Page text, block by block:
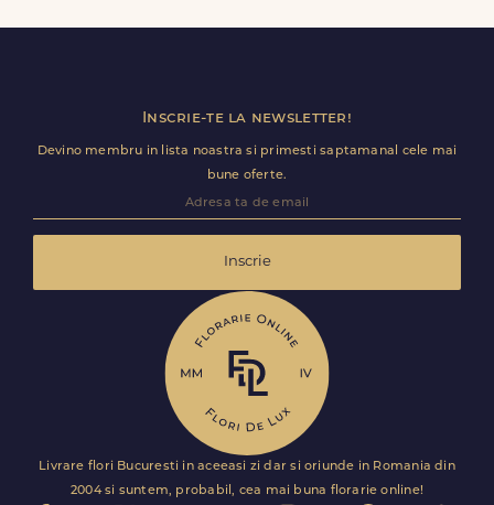
Inscrie-te la newsletter!
Devino membru in lista noastra si primesti saptamanal cele mai
bune oferte.
Inscrie
Livrare flori Bucuresti in aceeasi zi dar si oriunde in Romania din
2004 si suntem, probabil, cea mai buna florarie online!